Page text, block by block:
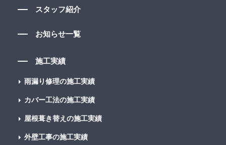
スタッフ紹介
お知らせ一覧
施工実績
雨漏り修理の施工実績
カバー工法の施工実績
屋根葺き替えの施工実績
外壁工事の施工実績